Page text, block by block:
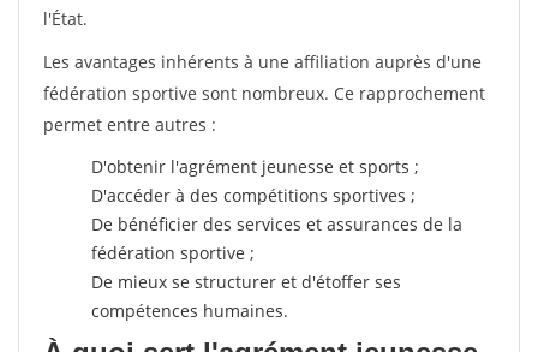
l'État.
Les avantages inhérents à une affiliation auprès d'une
fédération sportive sont nombreux. Ce rapprochement
permet entre autres :
D'obtenir l'agrément jeunesse et sports ;
D'accéder à des compétitions sportives ;
De bénéficier des services et assurances de la
fédération sportive ;
De mieux se structurer et d'étoffer ses
compétences humaines.